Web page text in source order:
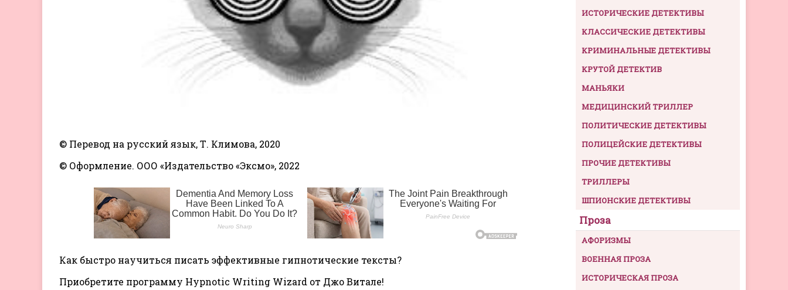
© Перевод на русский язык, Т. Климова, 2020
© Оформление. ООО «Издательство «Эксмо», 2022
Как быстро научиться писать эффективные гипнотические тексты?
Приобретите программу Hypnotic Writing Wizard от Джо Витале!
ИСТОРИЧЕСКИЕ ДЕТЕКТИВЫ
КЛАССИЧЕСКИЕ ДЕТЕКТИВЫ
КРИМИНАЛЬНЫЕ ДЕТЕКТИВЫ
КРУТОЙ ДЕТЕКТИВ
МАНЬЯКИ
МЕДИЦИНСКИЙ ТРИЛЛЕР
ПОЛИТИЧЕСКИЕ ДЕТЕКТИВЫ
ПОЛИЦЕЙСКИЕ ДЕТЕКТИВЫ
ПРОЧИЕ ДЕТЕКТИВЫ
ТРИЛЛЕРЫ
ШПИОНСКИЕ ДЕТЕКТИВЫ
Проза
АФОРИЗМЫ
ВОЕННАЯ ПРОЗА
ИСТОРИЧЕСКАЯ ПРОЗА